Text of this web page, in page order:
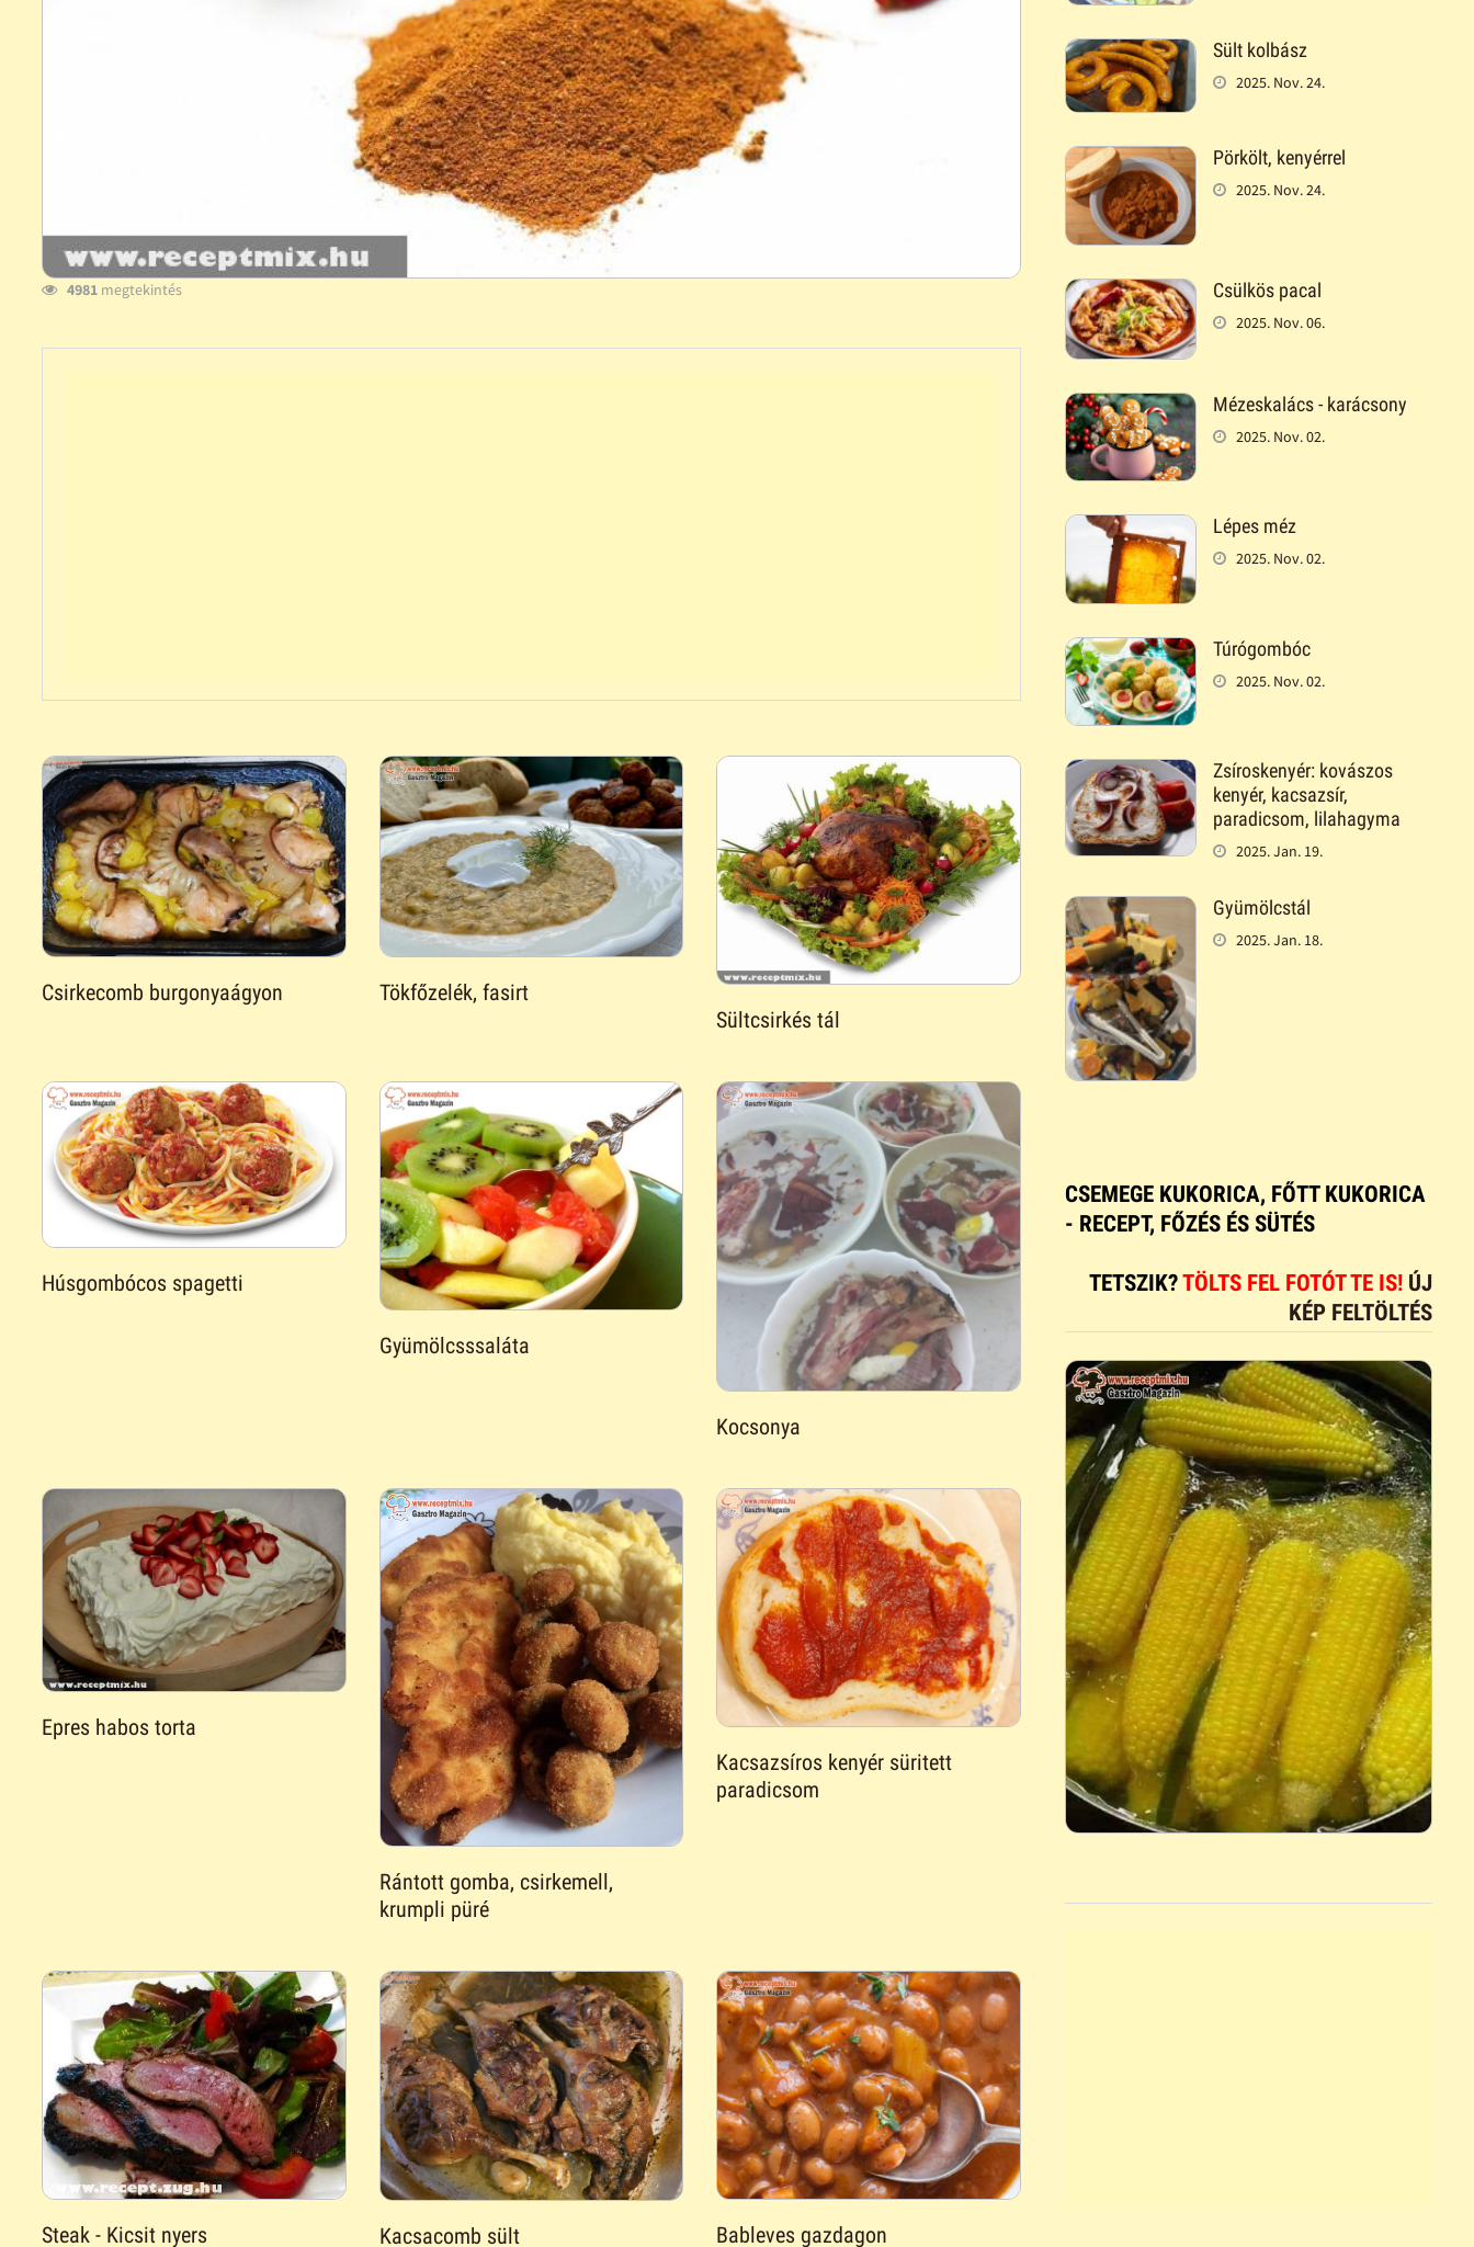
4981 megtekintés
Csirkecomb burgonyaágyon
Tökfőzelék, fasirt
Sültcsirkés tál
Húsgombócos spagetti
Gyümölcsssaláta
Kocsonya
Epres habos torta
Rántott gomba, csirkemell,
krumpli püré
Kacsazsíros kenyér süritett
paradicsom
Steak - Kicsit nyers Kacsacomb sült Bableves gazdagon
Sült kolbász
2025. Nov. 24.
Pörkölt, kenyérrel
2025. Nov. 24.
Csülkös pacal
2025. Nov. 06.
Mézeskalács - karácsony
2025. Nov. 02.
Lépes méz
2025. Nov. 02.
Túrógombóc
2025. Nov. 02.
Zsíroskenyér: kovászos
kenyér, kacsazsír,
paradicsom, lilahagyma
2025. Jan. 19.
Gyümölcstál
2025. Jan. 18.
CSEMEGE KUKORICA, FŐTT KUKORICA
- RECEPT, FŐZÉS ÉS SÜTÉS
TETSZIK?TÖLTS FEL FOTÓT TE IS! ÚJ
KÉP FELTÖLTÉS